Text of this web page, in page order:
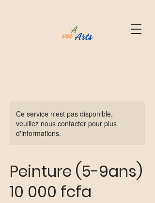
Ce service n'est pas disponible,
veuillez nous contacter pour plus
d'informations.
Peinture (5-9ans)
10 000 fcfa